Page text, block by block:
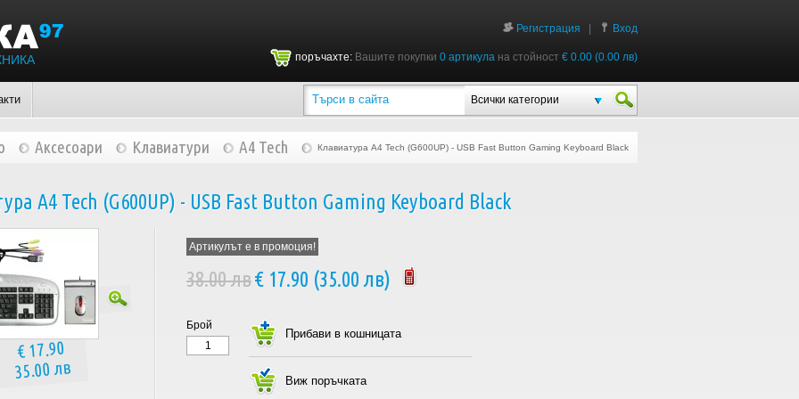
Регистрация Вход
поръчахте: Вашите покупки 0 артикула на стойност € 0.00 (0.00 лв)
Всички категории
Аксесоари Клавиатури A4 Tech Клавиатура A4 Tech (G600UP) - USB Fast Button Gaming Keyboard Black
A4 Tech (G600UP) - USB Fast Button Gaming Keyboard Black
€ 17.90
35.00 лв
Артикулът е в промоция!
38.00 лв€ 17.90 (35.00 лв)
Брой